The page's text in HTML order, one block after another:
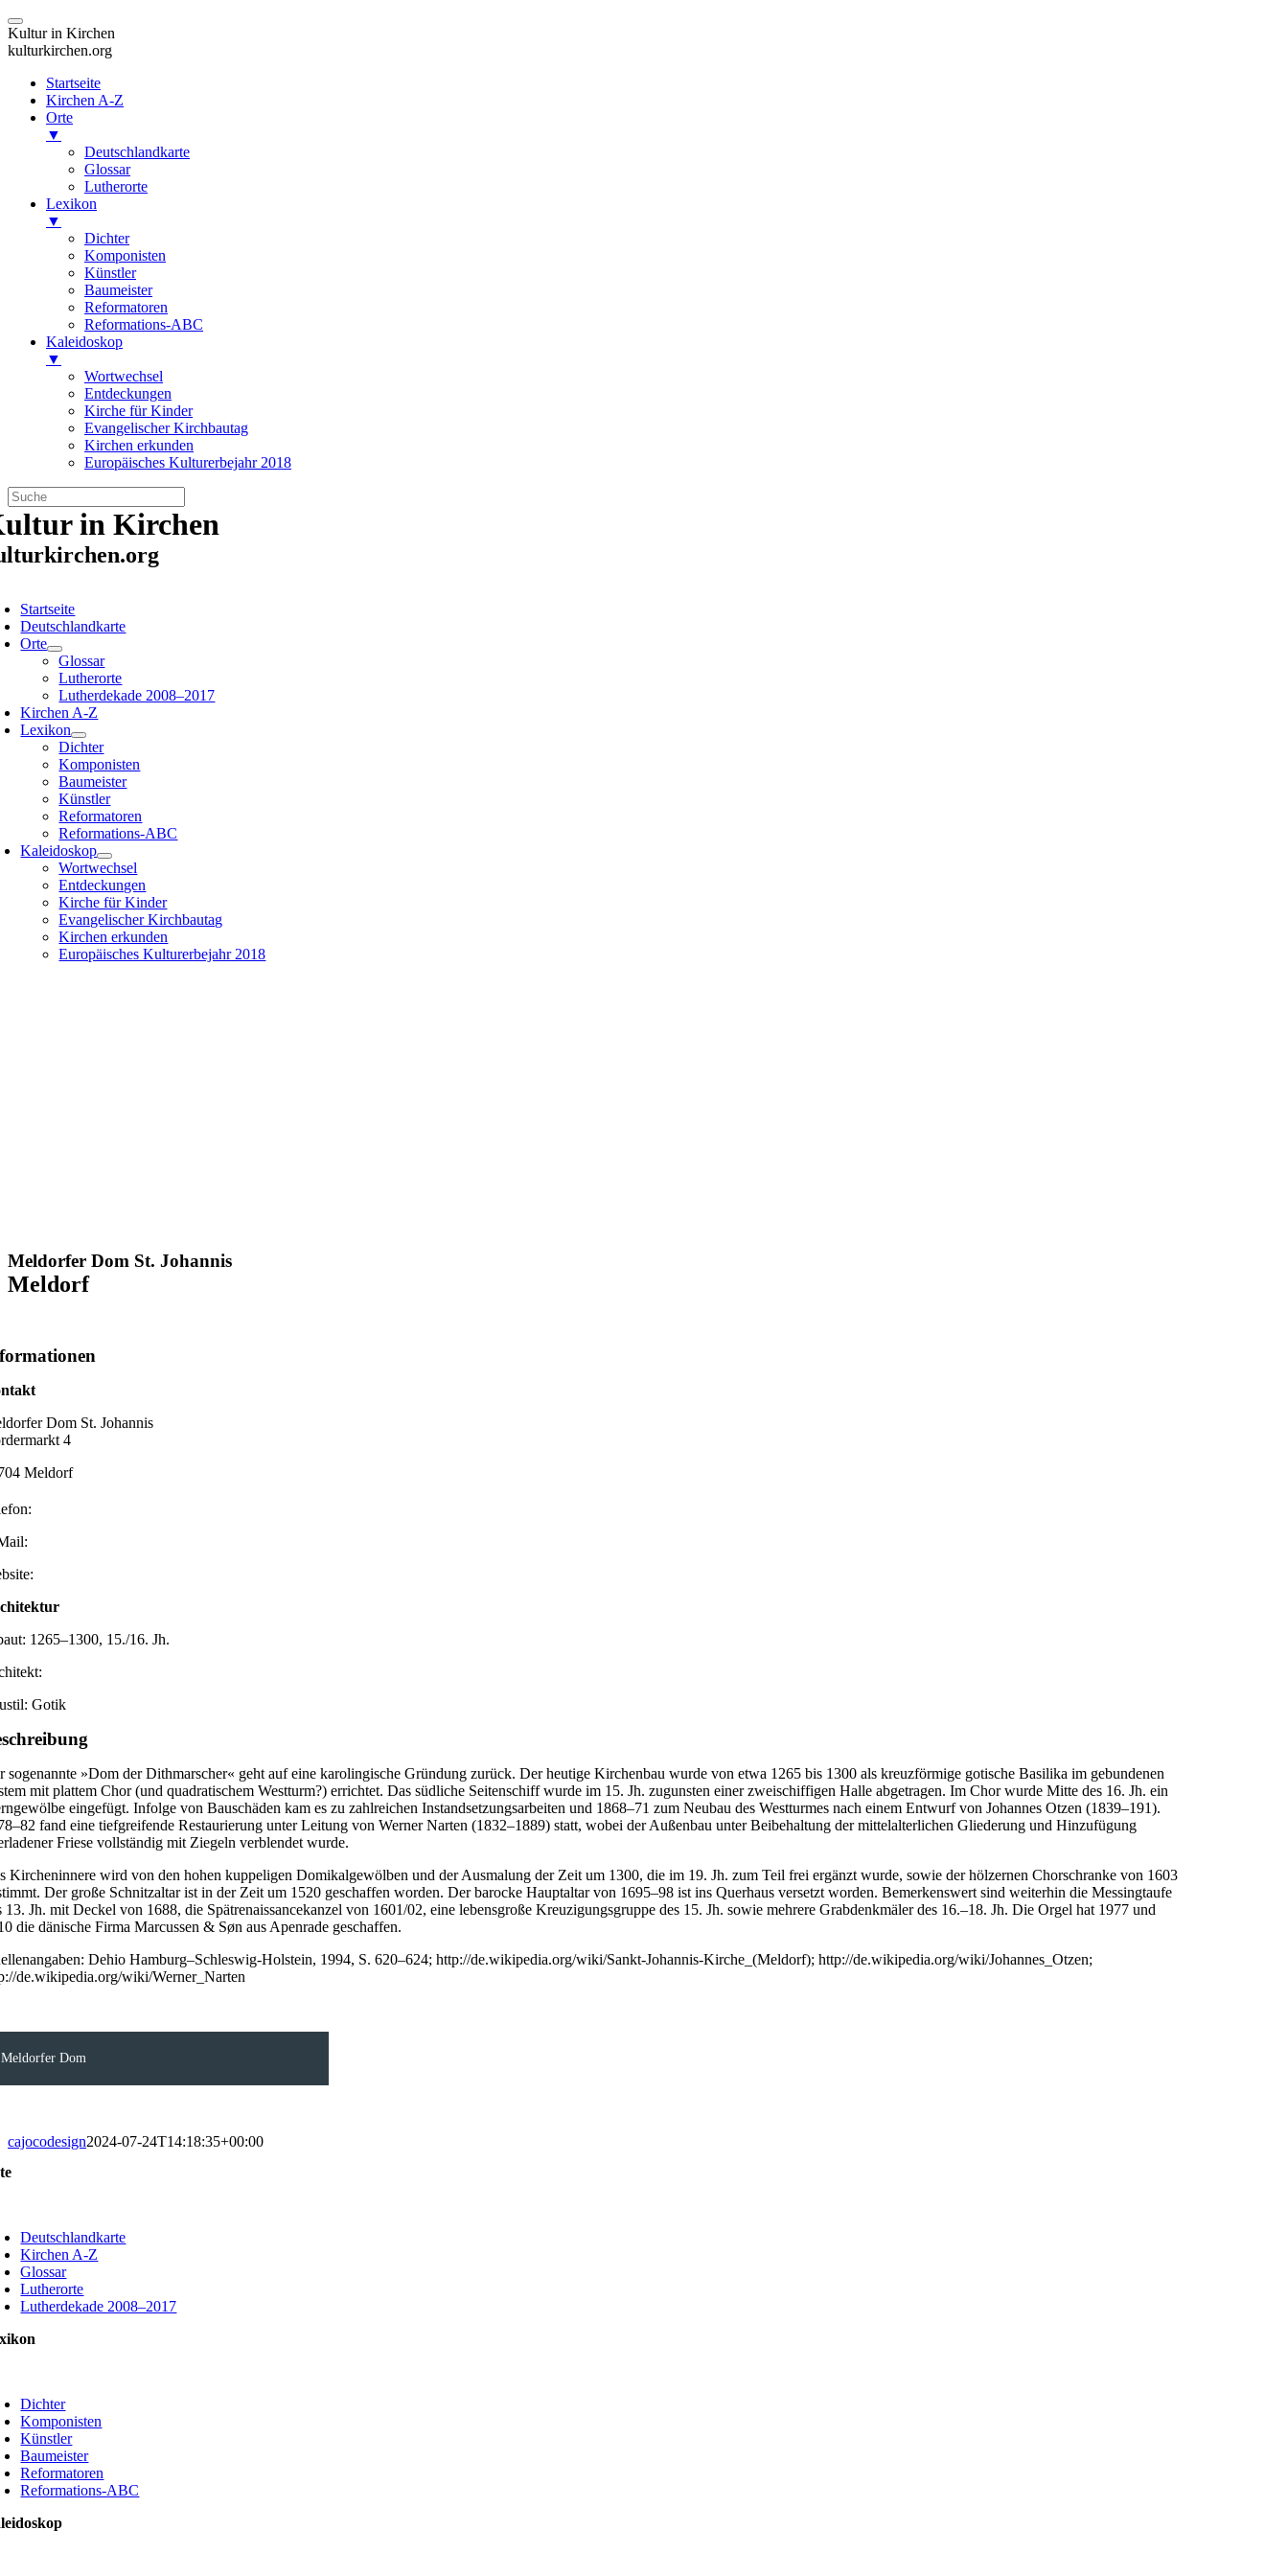
Kultur in Kirchen
kulturkirchen.org
Startseite
Kirchen A-Z
Orte
▼
Deutschlandkarte
Glossar
Lutherorte
Lexikon
▼
Dichter
Komponisten
Künstler
Baumeister
Reformatoren
Reformations-ABC
Kaleidoskop
▼
Wortwechsel
Entdeckungen
Kirche für Kinder
Evangelischer Kirchbautag
Kirchen erkunden
Europäisches Kulturerbejahr 2018
Zum
Inhalt
springen
in Kirchen
Startseite
Deutschlandkarte
Orte
Glossar
Lutherorte
Lutherdekade 2008–2017
Kirchen A-Z
Lexikon
Dichter
Komponisten
Baumeister
Künstler
Reformatoren
Reformations-ABC
Kaleidoskop
Wortwechsel
Entdeckungen
Kirche für Kinder
Evangelischer Kirchbautag
Kirchen erkunden
Europäisches Kulturerbejahr 2018
Meldorfer Dom St. Johannis
Meldorf
Dom St. Johannis
4
Meldorf
1265–1300, 15./16. Jh.
Gotik
sogenannte »Dom der Dithmarscher« geht auf eine karolingische Gründung zurück. Der heutige Kirchenbau wurde von etwa 1265 bis 1300 als kreuzförmige gotische Basilika im gebundenen
mit plattem Chor (und quadratischem Westturm?) errichtet. Das südliche Seitenschiff wurde im 15. Jh. zugunsten einer zweischiffigen Halle abgetragen. Im Chor wurde Mitte des 16. Jh. ein
eingefügt. Infolge von Bauschäden kam es zu zahlreichen Instandsetzungsarbeiten und 1868–71 zum Neubau des Westturmes nach einem Entwurf von Johannes Otzen (1839–191).
fand eine tiefgreifende Restaurierung unter Leitung von Werner Narten (1832–1889) statt, wobei der Außenbau unter Beibehaltung der mittelalterlichen Gliederung und Hinzufügung
Friese vollständig mit Ziegeln verblendet wurde.
Kircheninnere wird von den hohen kuppeligen Domikalgewölben und der Ausmalung der Zeit um 1300, die im 19. Jh. zum Teil frei ergänzt wurde, sowie der hölzernen Chorschranke von 1603
Der große Schnitzaltar ist in der Zeit um 1520 geschaffen worden. Der barocke Hauptaltar von 1695–98 ist ins Querhaus versetzt worden. Bemerkenswert sind weiterhin die Messingtaufe
13. Jh. mit Deckel von 1688, die Spätrenaissancekanzel von 1601/02, eine lebensgroße Kreuzigungsgruppe des 15. Jh. sowie mehrere Grabdenkmäler des 16.–18. Jh. Die Orgel hat 1977 und
die dänische Firma Marcussen & Søn aus Apenrade geschaffen.
Dehio Hamburg–Schleswig-Holstein, 1994, S. 620–624; http://de.wikipedia.org/wiki/Sankt-Johannis-Kirche_(Meldorf); http://de.wikipedia.org/wiki/Johannes_Otzen;
de.wikipedia.org/wiki/Werner_Narten
Meldorfer Dom
cajocodesign2024-07-24T14:18:35+00:00
Deutschlandkarte
Kirchen A-Z
Glossar
Lutherorte
Lutherdekade 2008–2017
Dichter
Komponisten
Künstler
Baumeister
Reformatoren
Reformations-ABC